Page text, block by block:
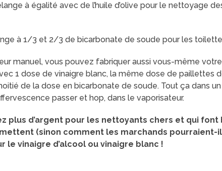
à égalité avec de l’huile d’olive pour le nettoyage
à 1/3 et 2/3 de bicarbonate de soude pour les
manuel, vous pouvez fabriquer aussi vous-même votre
1 dose de vinaigre blanc, la même dose de paillettes
de la dose en bicarbonate de soude. Tout ça dans
passer et hop, dans le vaporisateur.
plus d’argent pour les nettoyants chers et qui font
(sinon comment les marchands pourraient-
le vinaigre d’alcool ou vinaigre blanc !